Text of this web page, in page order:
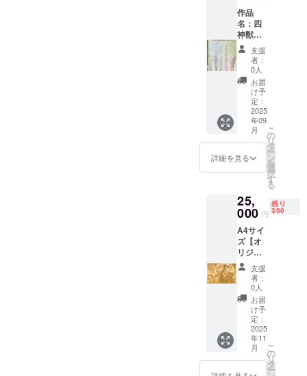
当 2名
・全員
にポス
トカー
ドプレ
ゼント
※交通費
は別途
ご負担
下さい
※詳細は
メール
にてご
連絡さ
作品
名：四
神獣
594mm
×594m
m 印刷
紙 カ
ラー 限
定４
枚！ ※
額縁は
付いて
いませ
ん ※印
刷のた
め多少
がある
場合が
ありま
す
支援
者：
0人
お届
け予
定：
2025
年09
月
詳細を見る
こ
の
リ
タ
ー
ン
を
選
択
す
る
25,
000 円
残り
300
A4サイ
ズ【オ
リジナ
ルデザ
イン
レー
ザー彫
刻 】 月
夜見(ツ
クヨミ)
をデザ
インし
た MDF
レー
支援
者：
0人
お届
け予
定：
2025
年11
月
こ
の
リ
タ
ー